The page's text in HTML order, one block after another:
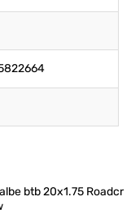
btb 20x1.75 Roadcr